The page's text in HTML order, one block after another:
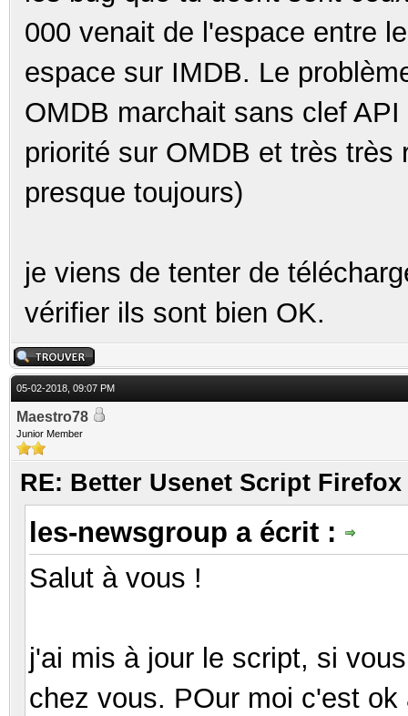
000 venait de l'espace entre
espace sur IMDB. Le
OMDB marchait sans clef
priorité sur OMDB et très
presque toujours)
je viens de tenter de
vérifier ils sont bien OK.
05-02-2018, 09:07 PM
Maestro78
Junior Member
RE: Better Usenet Script
les-newsgroup a écrit :
Salut à vous !
j'ai mis à jour le script, si
chez vous. POur moi c'est